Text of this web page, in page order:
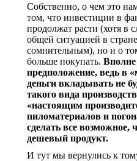
Собственно, о чем это
том, что инвестиции в
продолжат расти (хотя в
общей ситуацией в
сомнительным), но и о
больше покупать. Вполне
предположение, ведь в
деньги вкладывать не
такого вида
«настоящим
пиломатериалов и
сделать все возможное,
дешевый продукт.
И тут мы вернулись к